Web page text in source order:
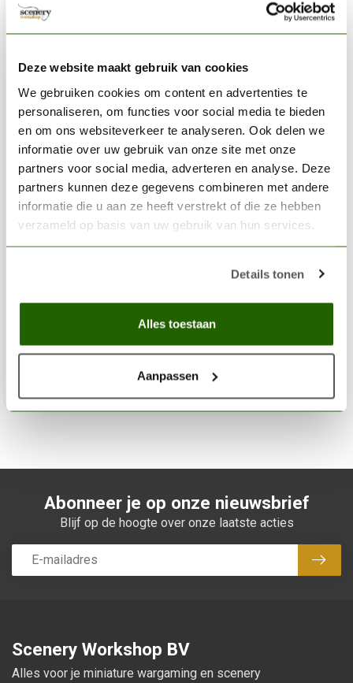
Deze website maakt gebruik van cookies
We gebruiken cookies om content en advertenties te
personaliseren, om functies voor social media te bieden
en om ons websiteverkeer te analyseren. Ook delen we
informatie over uw gebruik van onze site met onze
partners voor social media, adverteren en analyse. Deze
partners kunnen deze gegevens combineren met andere
informatie die u aan ze heeft verstrekt of die ze hebben
verzameld op basis van uw gebruik van hun services.
Details tonen
Alles toestaan
Aanpassen
€3,06
Op voorraad
Abonneer je op onze nieuwsbrief
Blijf op de hoogte over onze laatste acties
Scenery Workshop BV
Alles voor je miniature wargaming en scenery